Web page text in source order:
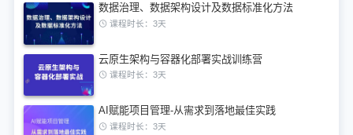
数据治理、数据架构设计及数据标准化方法
课程时长：3天
云原生架构与容器化部署实战训练营
课程时长：3天
AI赋能项目管理-从需求到落地最佳实践
课程时长：3天